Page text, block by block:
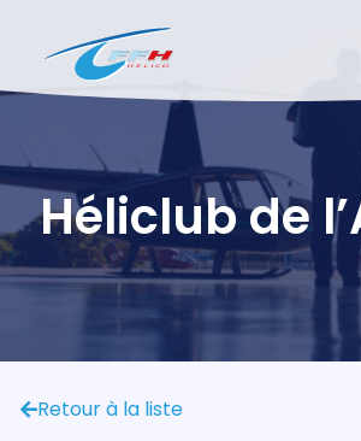
Héliclub de
Retour à la liste